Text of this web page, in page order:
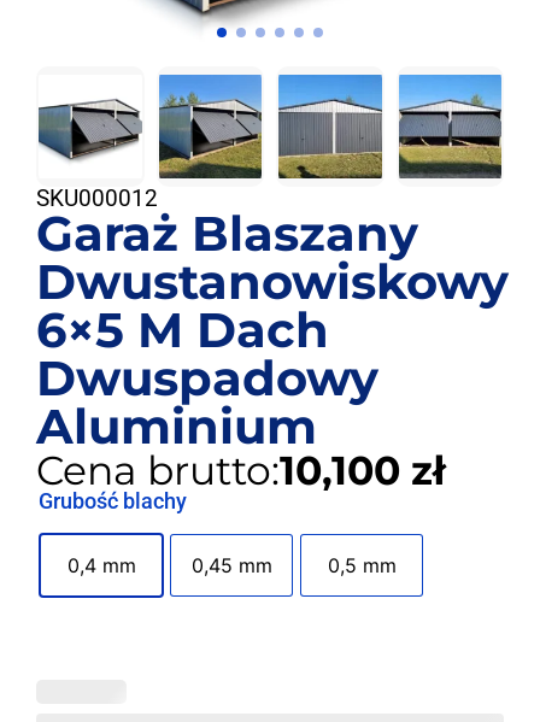
SKU000012
Garaż Blaszany
Dwustanowiskowy
6×5 M Dach
Dwuspadowy
Aluminium
Cena brutto:10,100 zł
Grubość blachy
0,4 mm 0,45 mm 0,5 mm